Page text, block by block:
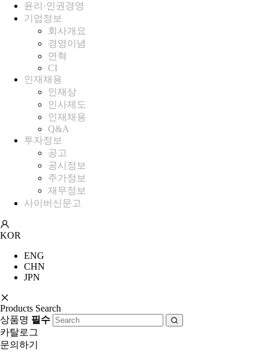
윤리·인권경영
기업정보
회사개요
경영이념
연혁
CI
인재채용
인재상
인사제도
인재채용
Q&A
투자정보
공고
공시정보
주가정보
재무정보
사이버신문고
KOR
ENG
CHN
JPN
Products Search
상품명 필수
카탈로그
문의하기